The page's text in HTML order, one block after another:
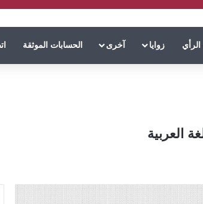
زوايا آخرى الحسابات الموثقة
العربية